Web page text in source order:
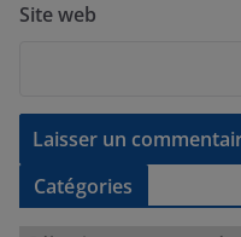
Site web
Catégories